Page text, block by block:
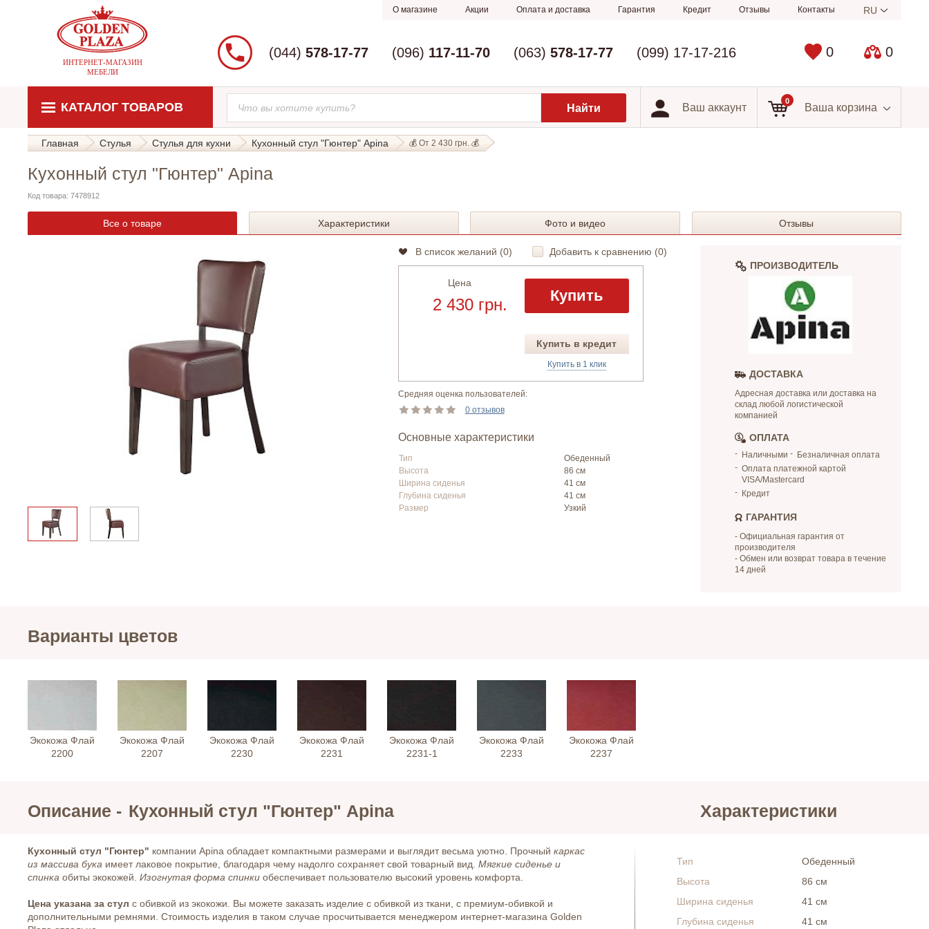
ИНТЕРНЕТ-МАГАЗИН
МЕБЕЛИ
О магазине Акции Оплата и доставка Гарантия Кредит Отзывы Контакты RU
0 0
(044) 578-17-77 (096) 117-11-70 (063) 578-17-77 (099) 17-17-216
КАТАЛОГ ТОВАРОВ Ваш аккаунт
0
Ваша корзина
Главная Стулья Стулья для кухни Кухонный стул "Гюнтер" Apina 💰 От 2 430 грн. 💰
Кухонный стул "Гюнтер" Apina
Код товара: 7478912
Все о товаре Характеристики Фото и видео Отзывы
В список желаний (0) Добавить к сравнению (0)
Цена
2 430 грн. Купить
Купить в кредит
Купить в 1 клик
Средняя оценка пользователей:
0 отзывов
Основные характеристики
Тип
Обеденный
Высота
86 см
Ширина сиденья
41 см
Глубина сиденья
41 см
Размер
Узкий
ПРОИЗВОДИТЕЛЬ
ДОСТАВКА
Адресная доставка или доставка на
склад любой логистической
компанией
ОПЛАТА
Наличными
Безналичная оплата
Оплата платежной картой
VISA/Mastercard
Кредит
ГАРАНТИЯ
- Официальная гарантия от
производителя
- Обмен или возврат товара в течение
14 дней
Варианты цветов
Экокожа Флай
2200
Экокожа Флай
2207
Экокожа Флай
2230
Экокожа Флай
2231
Экокожа Флай
2231-1
Экокожа Флай
2233
Экокожа Флай
2237
Описание - Кухонный стул "Гюнтер" Apina Характеристики
Кухонный стул "Гюнтер" компании Apina обладает компактными размерами и выглядит весьма уютно. Прочный каркас
из массива бука имеет лаковое покрытие, благодаря чему надолго сохраняет свой товарный вид. Мягкие сиденье и
спинка обиты экокожей. Изогнутая форма спинки обеспечивает пользователю высокий уровень комфорта.
Цена указана за стул с обивкой из экокожи. Вы можете заказать изделие с обивкой из ткани, с премиум-обивкой и
дополнительными ремнями. Стоимость изделия в таком случае просчитывается менеджером интернет-магазина Golden
Тип
Обеденный
Высота
86 см
Ширина сиденья
41 см
Глубина сиденья
41 см